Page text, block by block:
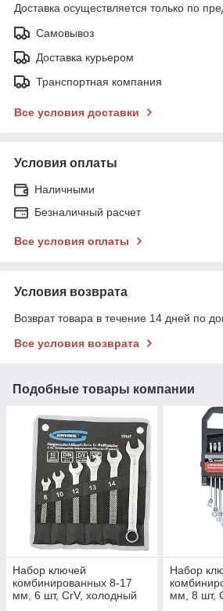
Доставка осуществляется только по
Самовывоз
Доставка курьером
Транспортная компания
Все условия доставки
Условия оплаты
Наличными
Безналичный расчет
Все условия оплаты
Условия возврата
Возврат товара в течение 14 дней по
Все условия возврата
Подобные товары компании
Набор ключей
комбинированных 8-17
мм, 6 шт, CrV, холодный
Набор
мм, 8 шт,